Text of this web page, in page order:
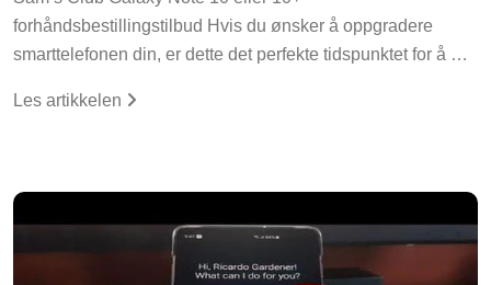
forhåndsbestillingstilbud Hvis du ønsker å oppgradere
smarttelefonen din, er dette det perfekte tidspunktet for å …
Les artikkelen